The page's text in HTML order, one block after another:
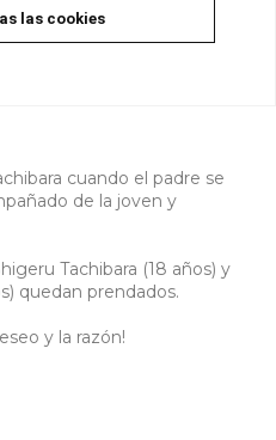
cuando el padre se
de la joven y
Tachibara (18 años) y
quedan prendados.
y la razón!
las cookies